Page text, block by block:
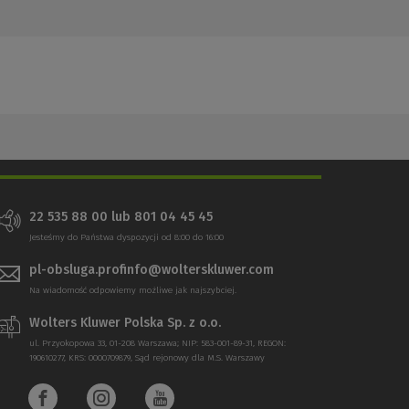
22 535 88 00 lub 801 04 45 45
Jesteśmy do Państwa dyspozycji od 8:00 do 16:00
pl-obsluga.profinfo@wolterskluwer.com
Na wiadomość odpowiemy możliwe jak najszybciej.
Wolters Kluwer Polska Sp. z o.o.
ul. Przyokopowa 33, 01-208 Warszawa; NIP: 583-001-89-31, REGON:
190610277, KRS: 0000709879, Sąd rejonowy dla M.S. Warszawy